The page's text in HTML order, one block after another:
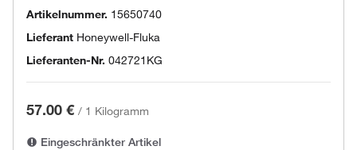
Artikelnummer. 15650740
Lieferant Honeywell-Fluka
Lieferanten-Nr. 042721KG
57.00 € / 1 Kilogramm
Eingeschränkter Artikel